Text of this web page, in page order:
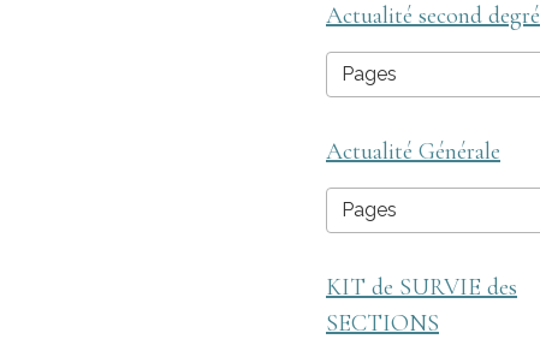
Actualité second degré
Actualité Générale
KIT de SURVIE des
SECTIONS